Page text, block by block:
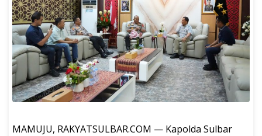
MAMUJU, RAKYATSULBAR.COM — Kapolda Sulbar